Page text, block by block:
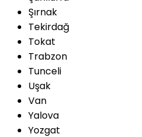
Şırnak
Tekirdağ
Tokat
Trabzon
Tunceli
Uşak
Van
Yalova
Yozgat